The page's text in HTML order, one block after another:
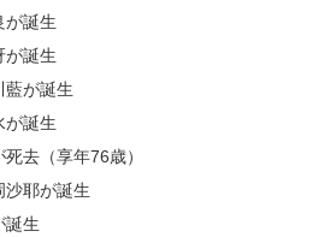
誕生
誕生
が誕生
誕生
去（享年76歳）
耶が誕生
誕生